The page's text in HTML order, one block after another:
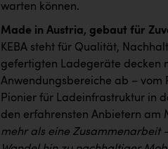
warten können.
Made in Austria, gebaut für
KEBA steht für Qualität,
gefertigten Ladegeräte decken
Anwendungsbereiche ab – vom
Pionier für Ladeinfrastruktur in
den erfahrensten Anbietern am
mehr als eine Zusammenarbeit